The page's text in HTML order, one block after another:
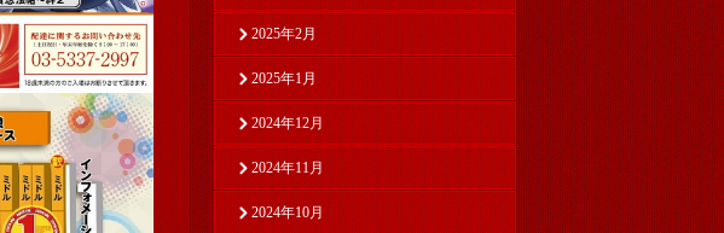
2025年2月
2025年1月
2024年12月
2024年11月
2024年10月